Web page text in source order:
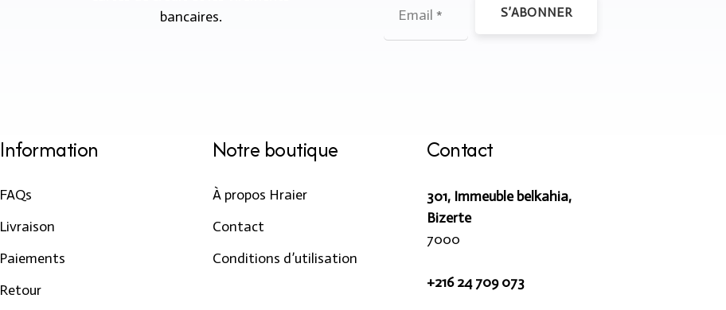
bancaires.
S’ABONNER
Information
FAQs
Livraison
Paiements
Retour
Notre boutique
À propos Hraier
Contact
Conditions d’utilisation
Contact
301, Immeuble belkahia,
Bizerte
7000
+216 24 709 073